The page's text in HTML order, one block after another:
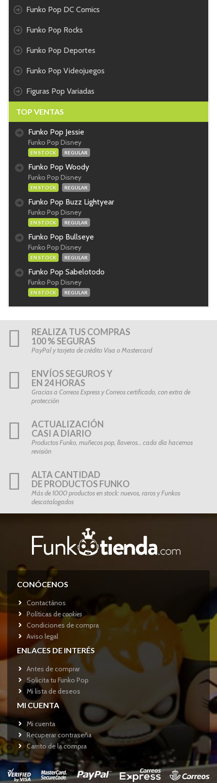
Funko Pop DC Comics
Funko Pop Rocks
Funko Pop Deportes
Funko Pop Videojuegos
Figuras Pop Variadas
TOP VENTAS
Funko Pop Jessie
Funko Pop Disney
EN STOCK REGULAR
Funko Pop Woody
Funko Pop Disney
EN STOCK REGULAR
Funko Pop Buzz Lightyear
Funko Pop Disney
EN STOCK REGULAR
Funko Pop Bullseye
Funko Pop Disney
EN STOCK REGULAR
Funko Pop Sabelotodo
Funko Pop Disney
EN STOCK REGULAR
REALIZA TUS COMPRAS
100 % SEGURAS
PayPal y tarjeta de crédito Visa o Mastercard
ENVÍOS SEGUROS Y
EN 24 HORAS
Gracias a Correos Express y Correos certificado, con extra de
protección
ACTUALIZACIÓN
CASI A DIARIO
Productos Funko, muñecos pop, llaveros… cada día hacemos
revisión
ALTA CANTIDAD
DE PRODUCTOS FUNKO
Más de 1000 productos en stock: nuevos, raros y Funkos
descatalogados
CONÓCENOS
Contactános
Políticas decookies
Condiciones de compra
Aviso legal
ENLACES DE INTERÉS
Antes de comprar
Solicita tu Funko Pop
Mi lista de deseos
MI CUENTA
Mi cuenta
Recuperar contraseña
Carrito de la compra